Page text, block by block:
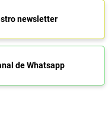
newsletter
de Whatsapp